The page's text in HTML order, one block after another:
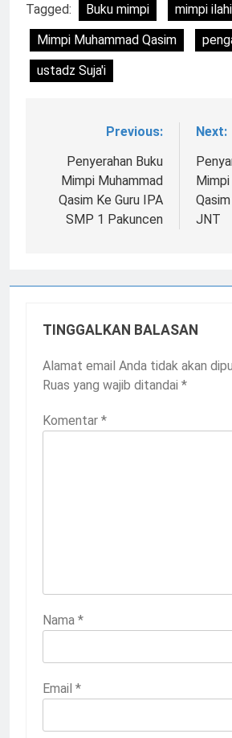
Tagged: Buku mimpi
mimpi
Mimpi Muhammad Qasim
ustadz Suja'i
Navigasi
pos
Previous:
Penyerahan Buku
Mimpi Muhammad
Qasim Ke Guru IPA
SMP 1 Pakuncen
Next:
JNT
TINGGALKAN BALASAN
Alamat email Anda tidak akan
Ruas yang wajib ditandai *
Komentar *
Nama *
Email *